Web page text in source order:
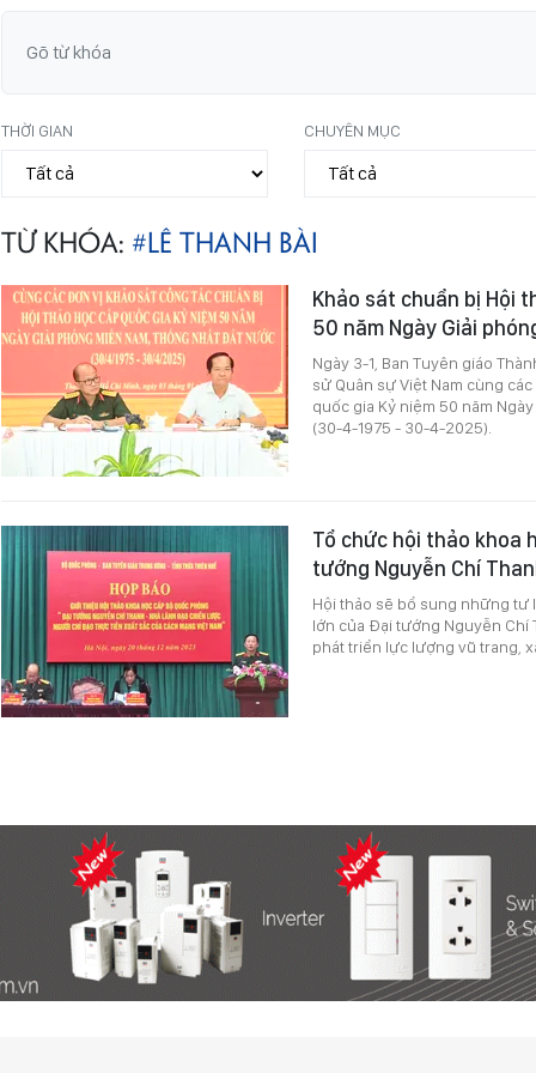
THỜI GIAN CHUYÊN MỤC
TỪ KHÓA: #LÊ THANH BÀI
Khảo sát chuẩn bị Hội
50 năm Ngày Giải
Ngày 3-1, Ban Tuyên giáo
sử Quân sự Việt Nam cùng
quốc gia Kỷ niệm 50 năm
(30-4-1975 - 30-4-2025).
Tổ chức hội thảo khoa
tướng Nguyễn Chí
Hội thảo sẽ bổ sung những tư
lớn của Đại tướng Nguyễn Chí
phát triển lực lượng vũ trang,